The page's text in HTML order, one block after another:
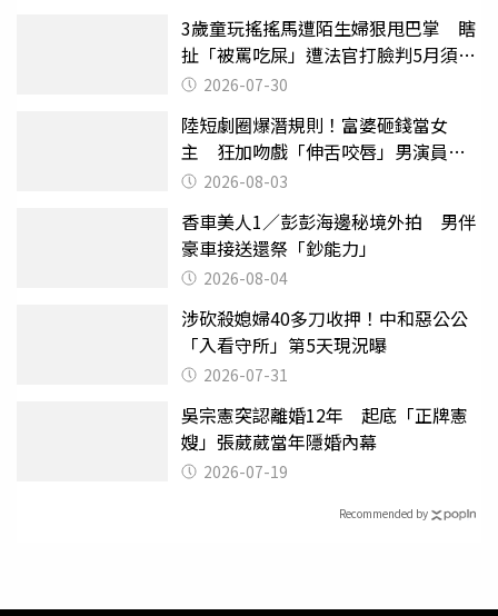
3歲童玩搖搖馬遭陌生婦狠甩巴掌 瞎
扯「被罵吃屎」遭法官打臉判5月須入
監 2026-07-30
陸短劇圈爆潛規則！富婆砸錢當女
主 狂加吻戲「伸舌咬唇」男演員崩
潰 2026-08-03
香車美人1／彭彭海邊秘境外拍 男伴
豪車接送還祭「鈔能力」
2026-08-04
涉砍殺媳婦40多刀收押！中和惡公公
「入看守所」第5天現況曝
2026-07-31
吳宗憲突認離婚12年 起底「正牌憲
嫂」張葳葳當年隱婚內幕
2026-07-19
Recommended by